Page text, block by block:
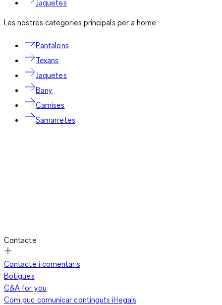
Jaquetes
Les nostres categories principals per a home
Pantalons
Texans
Jaquetes
Bany
Camises
Samarretes
Contacte
Contacte i comentaris
Botigues
C&A for you
Com puc comunicar continguts il·legals